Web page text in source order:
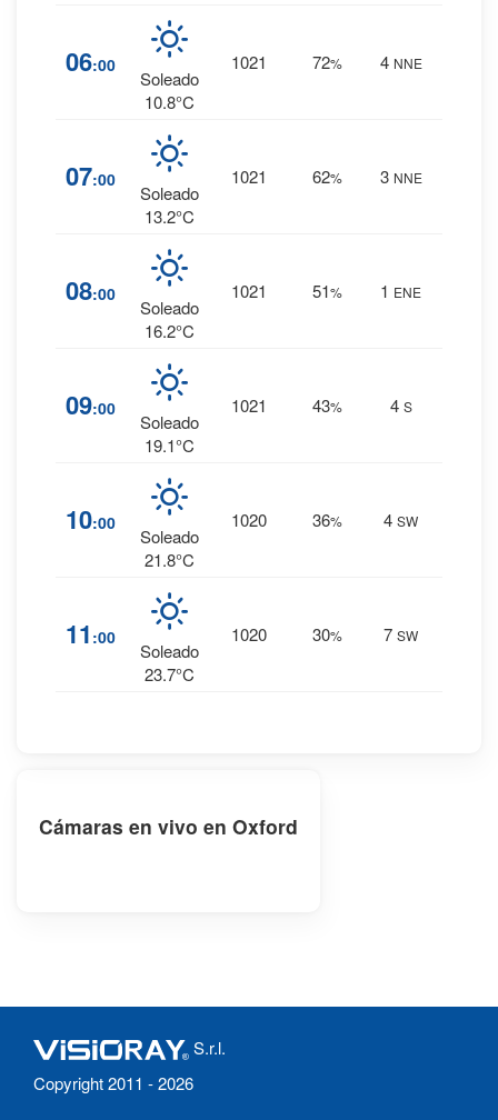
06:00
Soleado
10.8°C
1021 72% 4 NNE
07:00
Soleado
13.2°C
1021 62% 3 NNE
08:00
Soleado
16.2°C
1021 51% 1 ENE
09:00
Soleado
19.1°C
1021 43% 4 S
10:00
Soleado
21.8°C
1020 36% 4 SW
11 :00
Soleado
23.7°C
1020 30% 7 SW
Cámaras en vivo en Oxford
S.r.l.
Copyright 2011 - 2026